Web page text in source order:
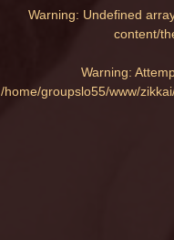
Warning: Undefined
content/
Warning:
/home/groupslo55/www/